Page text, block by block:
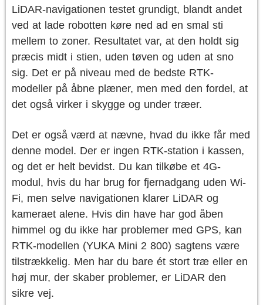
LiDAR-navigationen testet grundigt, blandt andet
ved at lade robotten køre ned ad en smal sti
mellem to zoner. Resultatet var, at den holdt sig
præcis midt i stien, uden tøven og uden at sno
sig. Det er på niveau med de bedste RTK-
modeller på åbne plæner, men med den fordel, at
det også virker i skygge og under træer.
Det er også værd at nævne, hvad du ikke får med
denne model. Der er ingen RTK-station i kassen,
og det er helt bevidst. Du kan tilkøbe et 4G-
modul, hvis du har brug for fjernadgang uden Wi-
Fi, men selve navigationen klarer LiDAR og
kameraet alene. Hvis din have har god åben
himmel og du ikke har problemer med GPS, kan
RTK-modellen (YUKA Mini 2 800) sagtens være
tilstrækkelig. Men har du bare ét stort træ eller en
høj mur, der skaber problemer, er LiDAR den
sikre vej.